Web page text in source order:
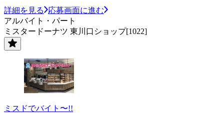
詳細を見る
応募画面に進む
アルバイト・パート
ミスタードーナツ 東川口ショップ[1022]
ミスドでバイト〜!!